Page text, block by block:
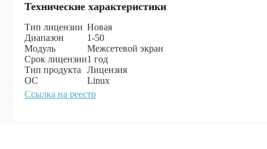
Технические характеристики
Тип лицензии Новая
Диапазон
1-50
Модуль
Межсетевой экран
Срок лицензии1 год
Тип продукта
Лицензия
ОС
Linux
Ссылка на реестр